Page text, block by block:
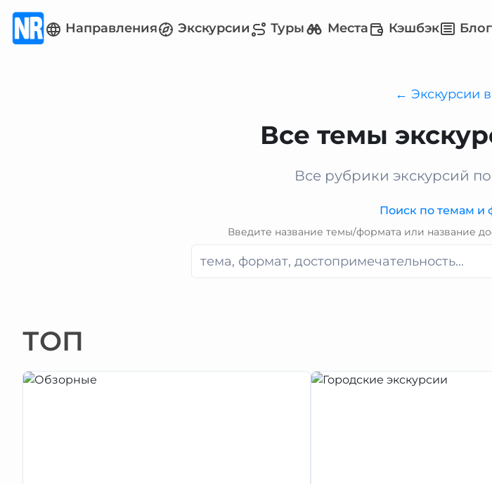
Направления Экскурсии Туры Места Кэшбэк Блог
← Экскурсии
Все темы
Все рубрики экскурсий
Поиск по темам и
Введите название темы/формата или название
ТОП